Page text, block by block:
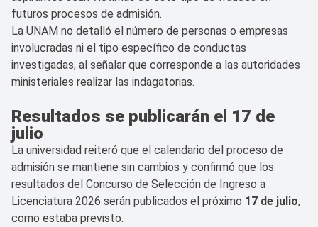
futuros procesos de admisión.
La UNAM no detalló el número de personas o empresas
involucradas ni el tipo específico de conductas
investigadas, al señalar que corresponde a las autoridades
ministeriales realizar las indagatorias.
Resultados se publicarán el 17 de
julio
La universidad reiteró que el calendario del proceso de
admisión se mantiene sin cambios y confirmó que los
resultados del Concurso de Selección de Ingreso a
Licenciatura 2026 serán publicados el próximo 17 de julio,
como estaba previsto.